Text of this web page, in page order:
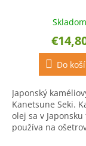
Skladom
Do
Japonský
Kanetsune Seki.
olej sa v
používa na